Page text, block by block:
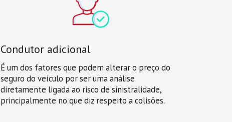
Condutor adicional
É um dos fatores que podem alterar o preço do
seguro do veículo por ser uma análise
diretamente ligada ao risco de sinistralidade,
principalmente no que diz respeito a colisões.